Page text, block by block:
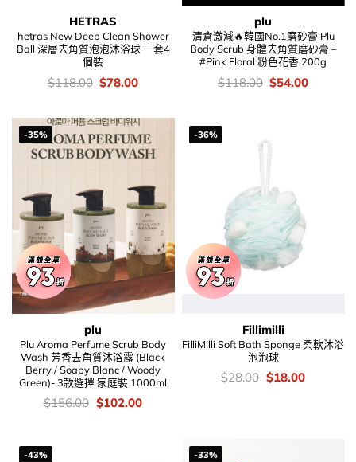
HETRAS
hetras New Deep Clean Shower
Ball 深層去角質泡泡沐浴球 一套4
個裝
價
錢：
$118.00 Original
price
$118.00.
$78.00Current
$78.00.
plu
清倉激減🔥韓國No.1磨砂膏 Plu
Body Scrub 身體去角質磨砂膏 –
#Pink Floral 粉色花香 200g
價
錢：
$118.00 Original
price
$54.00Current
-35%
plu
Plu Aroma Perfume Scrub Body
Wash 芳香去角質沐浴露 (Black
Berry / Soapy Blanc / Woody
Green)- 3款選擇 家庭裝 1000ml
價
$156.00 Original
$102.00Current
-36%
Fillimilli
FilliMilli Soft Bath Sponge 柔軟沐浴
泡泡球
價
$28.00 Original
$18.00Current
-43% -33%